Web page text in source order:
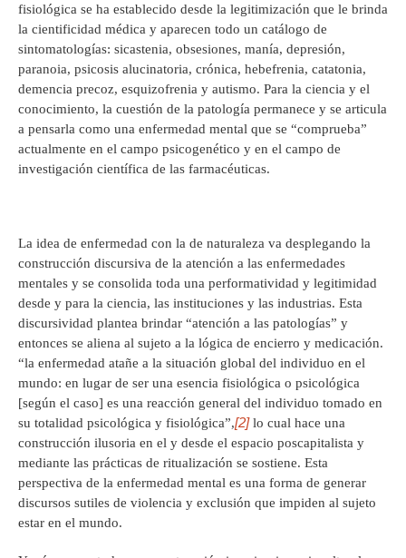
fisiológica se ha establecido desde la legitimización que le brinda
la cientificidad médica y aparecen todo un catálogo de
sintomatologías: sicastenia, obsesiones, manía, depresión,
paranoia, psicosis alucinatoria, crónica, hebefrenia, catatonia,
demencia precoz, esquizofrenia y autismo. Para la ciencia y el
conocimiento, la cuestión de la patología permanece y se articula
a pensarla como una enfermedad mental que se “comprueba”
actualmente en el campo psicogenético y en el campo de
investigación científica de las farmacéuticas.
La idea de enfermedad con la de naturaleza va desplegando la
construcción discursiva de la atención a las enfermedades
mentales y se consolida toda una performatividad y legitimidad
desde y para la ciencia, las instituciones y las industrias. Esta
discursividad plantea brindar “atención a las patologías” y
entonces se aliena al sujeto a la lógica de encierro y medicación.
“la enfermedad atañe a la situación global del individuo en el
mundo: en lugar de ser una esencia fisiológica o psicológica
[según el caso] es una reacción general del individuo tomado en
su totalidad psicológica y fisiológica”,[2]lo cual hace una
construcción ilusoria en el y desde el espacio poscapitalista y
mediante las prácticas de ritualización se sostiene. Esta
perspectiva de la enfermedad mental es una forma de generar
discursos sutiles de violencia y exclusión que impiden al sujeto
estar en el mundo.